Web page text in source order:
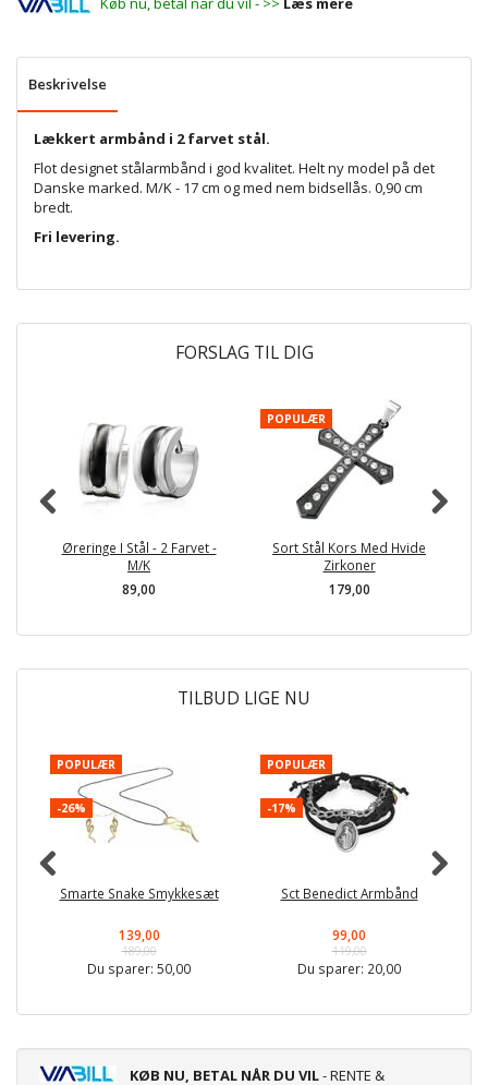
Beskrivelse
Lækkert armbånd i 2 farvet stål.
Flot designet stålarmbånd i god kvalitet. Helt ny model på det
Danske marked. M/K - 17 cm og med nem bidsellås. 0,90 cm
bredt.
Fri levering.
FORSLAG TIL DIG
Øreringe I Stål - 2 Farvet -
M/K
89,00
POPULÆR
Sort Stål Kors Med Hvide
Zirkoner
179,00
TILBUD LIGE NU
POPULÆR
-26%
Smarte Snake Smykkesæt
139,00
189,00
Du sparer: 50,00
POPULÆR
-17%
Sct Benedict Armbånd
99,00
119,00
Du sparer: 20,00
KØB NU, BETAL NÅR DU VIL- RENTE &